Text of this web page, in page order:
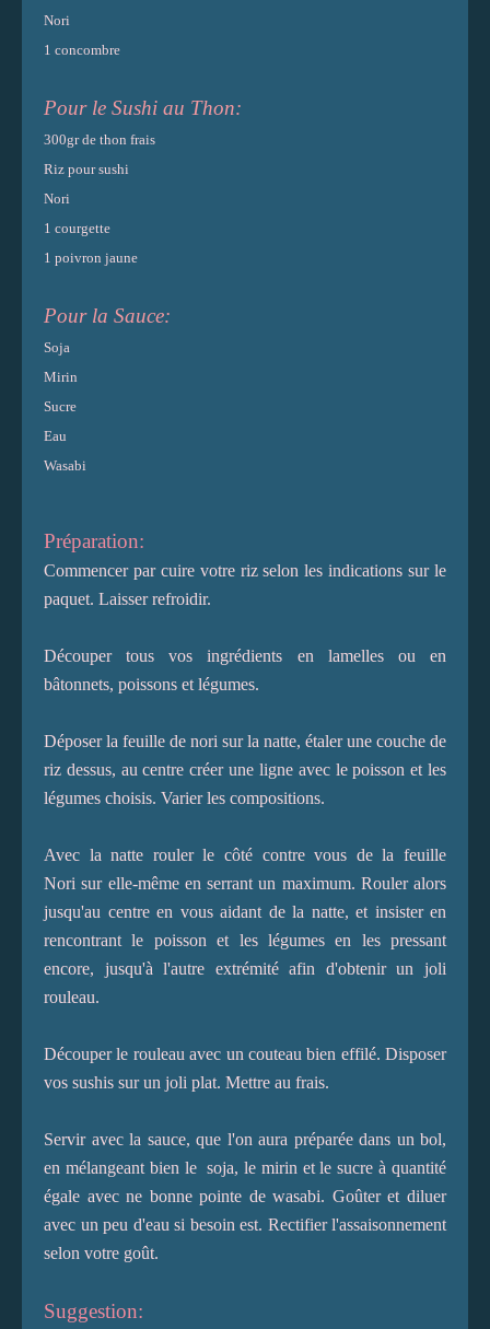
Nori
1 concombre
Pour le Sushi au Thon:
300gr de thon frais
Riz pour sushi
Nori
1 courgette
1 poivron jaune
Pour la Sauce:
Soja
Mirin
Sucre
Eau
Wasabi
Préparation:
Commencer par cuire votre riz selon les indications sur le
paquet. Laisser refroidir.
Découper tous vos ingrédients en lamelles ou en
bâtonnets, poissons et légumes.
Déposer la feuille de nori sur la natte, étaler une couche de
riz dessus, au centre créer une ligne avec le poisson et les
légumes choisis. Varier les compositions.
Avec la natte rouler le côté contre vous de la feuille
Nori sur elle-même en serrant un maximum. Rouler alors
jusqu'au centre en vous aidant de la natte, et insister en
rencontrant le poisson et les légumes en les pressant
encore, jusqu'à l'autre extrémité afin d'obtenir un joli
rouleau.
Découper le rouleau avec un couteau bien effilé. Disposer
vos sushis sur un joli plat. Mettre au frais.
Servir avec la sauce, que l'on aura préparée dans un bol,
en mélangeant bien le soja, le mirin et le sucre à quantité
égale avec ne bonne pointe de wasabi. Goûter et diluer
avec un peu d'eau si besoin est. Rectifier l'assaisonnement
selon votre goût.
Suggestion: